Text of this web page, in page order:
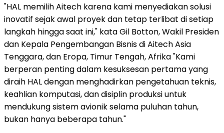
"HAL memilih Aitech karena kami menyediakan solusi
inovatif sejak awal proyek dan tetap terlibat di setiap
langkah hingga saat ini," kata Gil Botton, Wakil Presiden
dan Kepala Pengembangan Bisnis di Aitech Asia
Tenggara, dan Eropa, Timur Tengah, Afrika "Kami
berperan penting dalam kesuksesan pertama yang
diraih HAL dengan menghadirkan pengetahuan teknis,
keahlian komputasi, dan disiplin produksi untuk
mendukung sistem avionik selama puluhan tahun,
bukan hanya beberapa tahun."